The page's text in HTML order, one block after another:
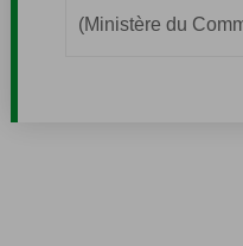
(Ministère du